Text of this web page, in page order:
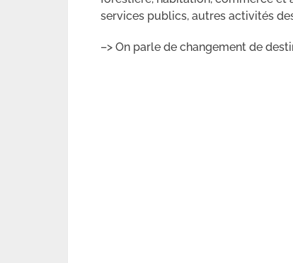
services publics, autres activités
–> On parle de changement de